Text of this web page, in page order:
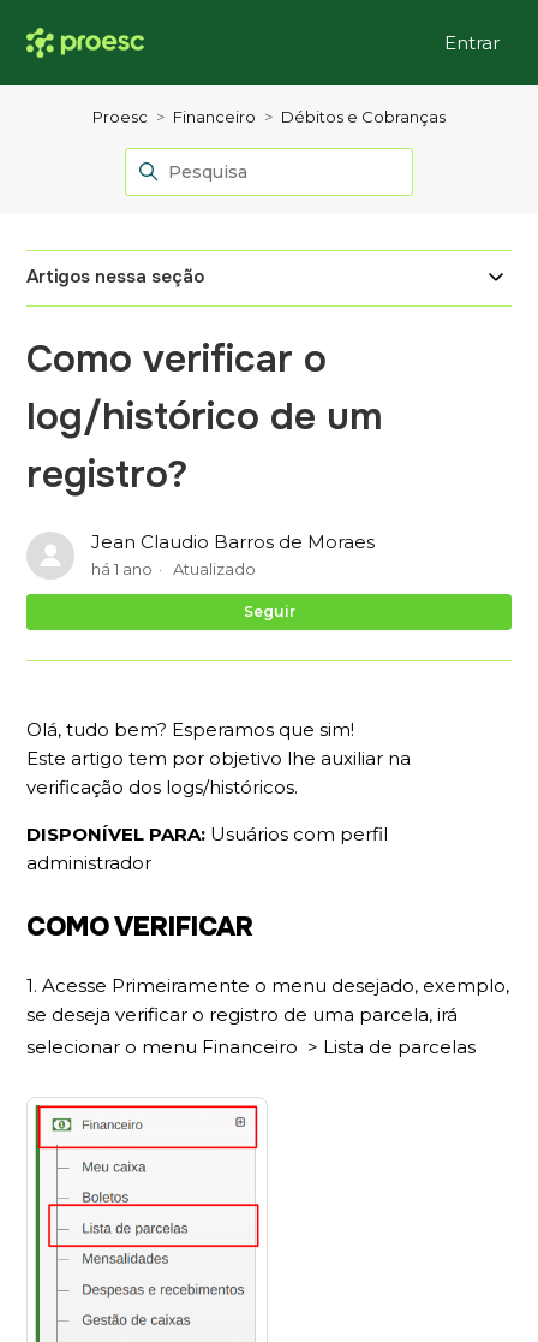
Entrar
Proesc Financeiro Débitos e Cobranças
Artigos nessa seção
Como verificar o
log/histórico de um
registro?
Jean Claudio Barros de Moraes
há 1 ano Atualizado
Seguir
Olá, tudo bem? Esperamos que sim!
Este artigo tem por objetivo lhe auxiliar na
verificação dos logs/históricos.
DISPONÍVEL PARA: Usuários com perfil
administrador
COMO VERIFICAR
1. Acesse Primeiramente o menu desejado, exemplo,
se deseja verificar o registro de uma parcela, irá
selecionar o menu Financeiro > Lista de parcelas